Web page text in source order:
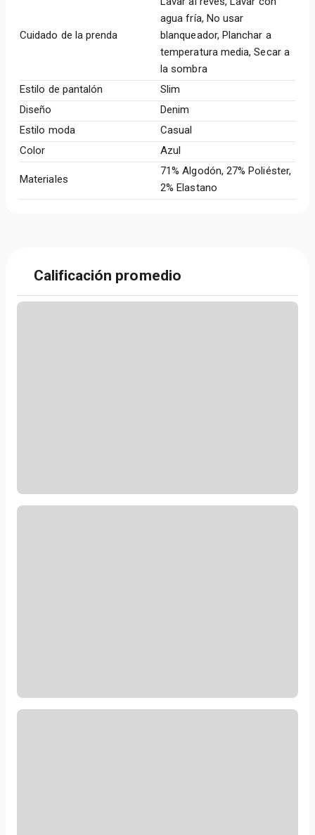
Cuidado de la prenda
agua fría, No usar
blanqueador, Planchar a
temperatura media, Secar a
la sombra
Estilo de pantalón
Slim
Diseño
Denim
Estilo moda
Casual
Color
Azul
Materiales
71% Algodón, 27% Poliéster,
2% Elastano
Calificación promedio